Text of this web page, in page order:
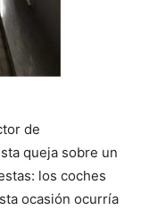
de
queja sobre un
los coches
ocasión ocurría